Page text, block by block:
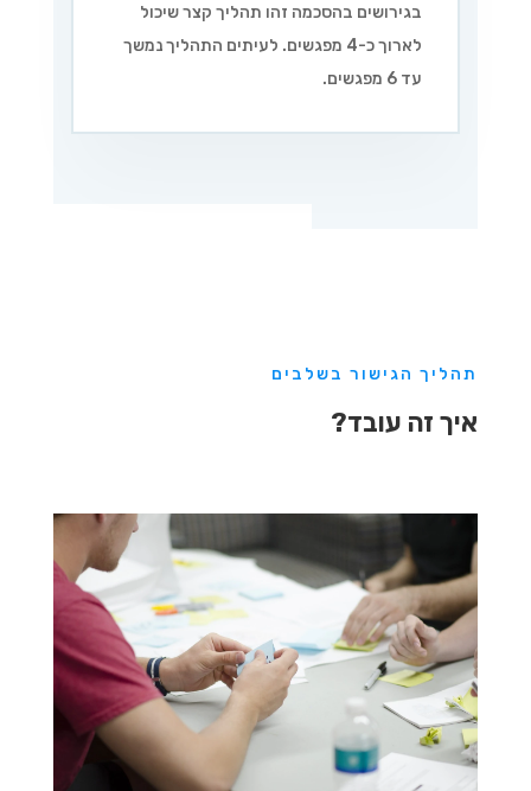
בגירושים בהסכמה זהו תהליך קצר שיכול
לארוך כ-4 מפגשים. לעיתים התהליך נמשך
עד 6 מפגשים.
תהליך הגישור בשלבים
איך זה עובד?